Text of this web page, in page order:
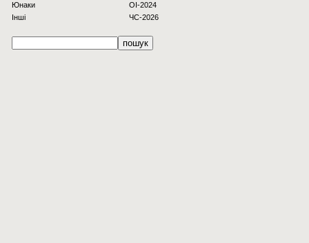
Юнаки
Інші
OI-2024
ЧС-2026